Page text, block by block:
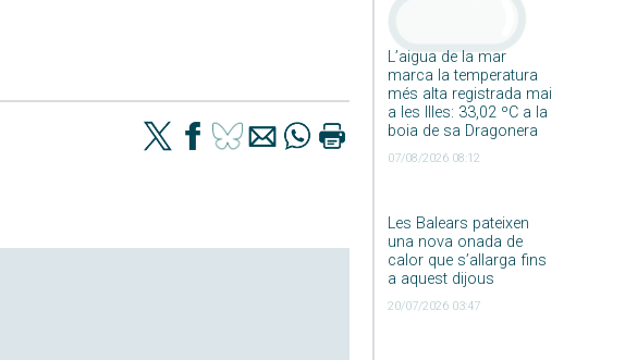
L’aigua de la mar
marca la temperatura
més alta registrada mai
a les Illes: 33,02 ºC a la
boia de sa Dragonera
07/08/2026 08:12
Les Balears pateixen
una nova onada de
calor que s’allarga fins
a aquest dijous
20/07/2026 03:47